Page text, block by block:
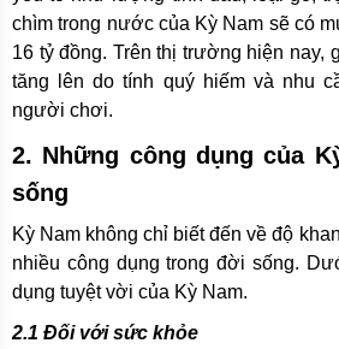
chìm trong nước của Kỳ Nam sẽ có
16 tỷ đồng. Trên thị trường hiện nay,
tăng lên do tính quý hiếm và nhu
người chơi.
2. Những công dụng của
sống
Kỳ Nam không chỉ biết đến về độ
nhiều công dụng trong đời sống.
dụng tuyệt vời của Kỳ Nam.
2.1 Đối với sức khỏe